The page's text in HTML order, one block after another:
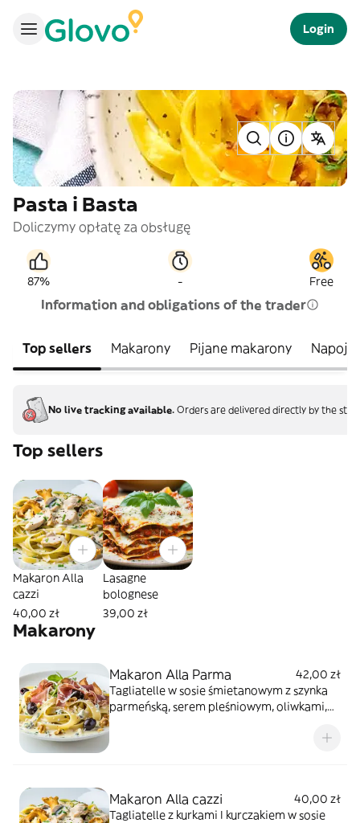
Login
Pasta i Basta
Doliczymy opłatę za obsługę
87% - Free
Information and obligations of the trader
Top sellers Makarony Pijane makarony Napoje
No live tracking available. Orders are delivered directly by the
Top sellers
Makaron Alla
cazzi
40,00 zł
Lasagne
bolognese
39,00 zł
Makarony
Makaron Alla Parma
42,00 zł
Tagliatelle w sosie śmietanowym z szynka
parmeńską, serem pleśniowym, oliwkami,
Makaron Alla cazzi
40,00 zł
Tagliatelle z kurkami I kurczakiem w sosie